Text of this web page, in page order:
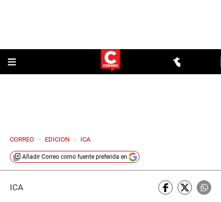
CORREO > EDICION > ICA
Añadir Correo como fuente preferida en
ICA